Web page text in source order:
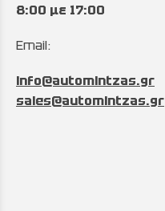
8:00 με 17:00
Email:
info@automintzas.gr
sales@automintzas.gr